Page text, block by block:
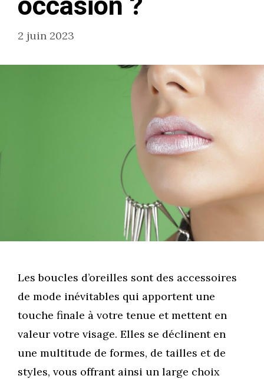
2 juin 2023
Les boucles d’oreilles sont des accessoires
de mode inévitables qui apportent une
touche finale à votre tenue et mettent en
valeur votre visage. Elles se déclinent en
une multitude de formes, de tailles et de
styles, vous offrant ainsi un large choix